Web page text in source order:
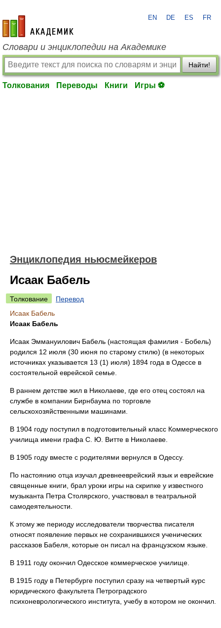
academic.ru
EN DE ES FR
Словари и энциклопедии на Академике
Найти!
Толкования Переводы Книги Игры ⚽
Энциклопедия ньюсмейкеров
Исаак Бабель
Толкование
Перевод
Исаак Бабель
Исаак Бабель
Исаак Эммануилович Бабель (настоящая фамилия - Бобель)
родился 12 июля (30 июня по старому стилю) (в некоторых
источниках указывается 13 (1) июля) 1894 года в Одессе в
состоятельной еврейской семье.
В раннем детстве жил в Николаеве, где его отец состоял на
службе в компании Бирнбаума по торговле
сельскохозяйственными машинами.
В 1904 году поступил в подготовительный класс Коммерческого
училища имени графа С. Ю. Витте в Николаеве.
В 1905 году вместе с родителями вернулся в Одессу.
По настоянию отца изучал древнееврейский язык и еврейские
священные книги, брал уроки игры на скрипке у известного
музыканта Петра Столярского, участвовал в театральной
самодеятельности.
К этому же периоду исследователи творчества писателя
относят появление первых не сохранившихся ученических
рассказов Бабеля, которые он писал на французском языке.
В 1911 году окончил Одесское коммерческое училище.
В 1915 году в Петербурге поступил сразу на четвертый курс
юридического факультета Петроградского
психоневрологического института, учебу в котором не окончил.